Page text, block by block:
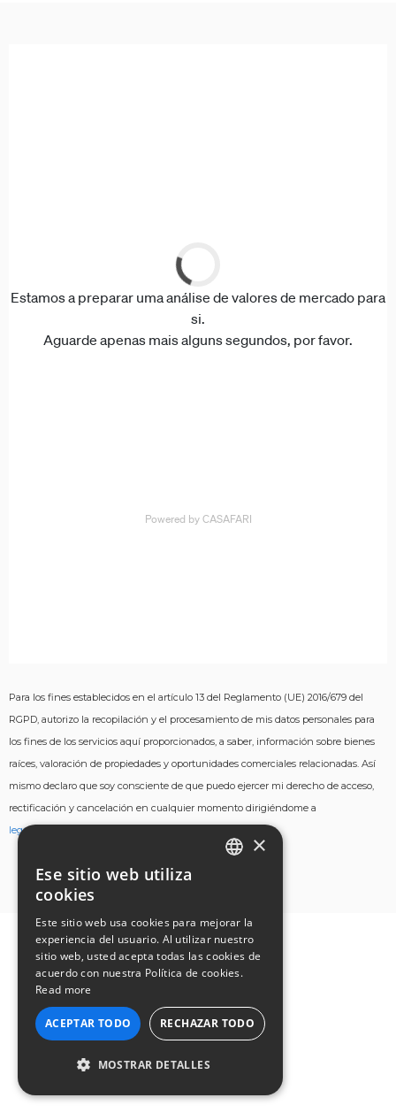
Para los fines establecidos en el artículo 13 del Reglamento (UE) 2016/679 del
RGPD, autorizo ​​la recopilación y el procesamiento de mis datos personales para
los fines de los servicios aquí proporcionados, a saber, información sobre bienes
raíces, valoración de propiedades y oportunidades comerciales relacionadas. Así
mismo declaro que soy consciente de que puedo ejercer mi derecho de acceso,
rectificación y cancelación en cualquier momento dirigiéndome a
legal@casafari.com
GERMAN
FRENCH
ITALIAN
×
Ese sitio web utiliza
cookies
Este sitio web usa cookies para mejorar la
experiencia del usuario. Al utilizar nuestro
sitio web, usted acepta todas las cookies de
acuerdo con nuestra Política de cookies.
Read more
ACEPTAR TODO RECHAZAR TODO
MOSTRAR DETALLES
COOKIES ESTRICTAMENTE